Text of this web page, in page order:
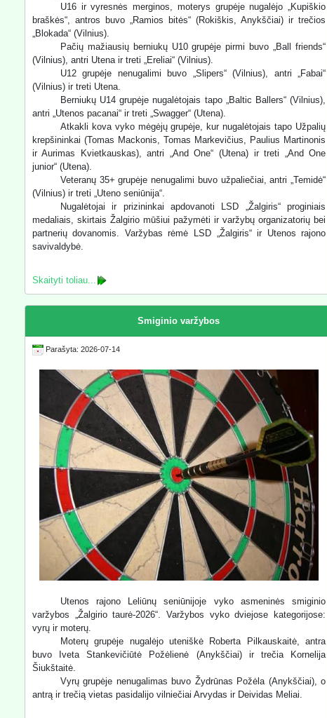
U16 ir vyresnės merginos, moterys grupėje nugalėjo „Kupiškio
braškės“, antros buvo „Ramios bitės“ (Rokiškis, Anykščiai) ir trečios
„Blokada“ (Vilnius).
Pačių mažiausių berniukų U10 grupėje pirmi buvo „Ball friends“
(Vilnius), antri Utena ir treti „Ereliai“ (Vilnius).
U12 grupėje nenugalimi buvo „Slipers“ (Vilnius), antri „Fabai“
(Vilnius) ir treti Utena.
Berniukų U14 grupėje nugalėtojais tapo „Baltic Ballers“ (Vilnius),
antri „Utenos pacanai“ ir treti „Swagger“ (Utena).
Atkakli kova vyko mėgėjų grupėje, kur nugalėtojais tapo Užpalių
krepšininkai (Tomas Mackonis, Tomas Markevičius, Paulius Martinonis
ir Aurimas Kvietkauskas), antri „And One“ (Utena) ir treti „And One
junior“ (Utena).
Veteranų 35+ grupėje nenugalimi buvo užpaliečiai, antri „Temidė“
(Vilnius) ir treti „Uteno seniūnija“.
Nugalėtojai ir prizininkai apdovanoti LSD „Žalgiris“ proginiais
medaliais, skirtais Žalgirio mūšiui pažymėti ir varžybų organizatorių bei
partnerių dovanomis. Varžybas rėmė LSD „Žalgiris“ ir Utenos rajono
savivaldybė.
Skaityti toliau...
Smiginio varžybos
Parašyta: 2026-07-14
Utenos rajono Leliūnų seniūnijoje vyko asmeninės smiginio
varžybos „Žalgirio taurė-2026“. Varžybos vyko dviejose kategorijose:
vyrų ir moterų.
Moterų grupėje nugalėjo uteniškė Roberta Pilkauskaitė, antra
buvo Iveta Stankevičiūtė Požėlienė (Anykščiai) ir trečia Kornelija
Šiukštaitė.
Vyrų grupėje nenugalimas buvo Žydrūnas Požėla (Anykščiai), o
antrą ir trečią vietas pasidalijo vilniečiai Arvydas ir Deividas Meliai.